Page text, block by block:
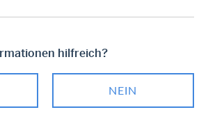
hilfreich?
NEIN